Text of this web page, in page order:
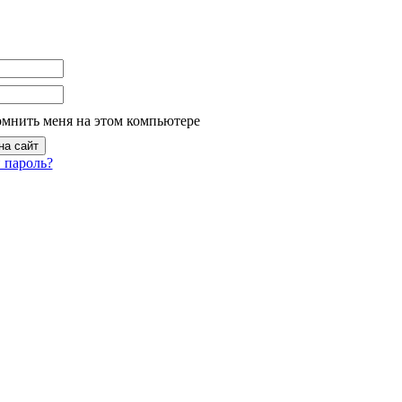
меня на этом компьютере